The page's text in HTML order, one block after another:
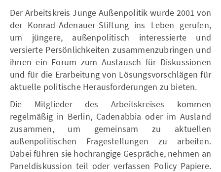
Der Arbeitskreis Junge Außenpolitik wurde 2001 von
der Konrad-Adenauer-Stiftung ins Leben gerufen,
um jüngere, außenpolitisch interessierte und
versierte Persönlichkeiten zusammenzubringen und
ihnen ein Forum zum Austausch für Diskussionen
und für die Erarbeitung von Lösungsvorschlägen für
aktuelle politische Herausforderungen zu bieten.
Die Mitglieder des Arbeitskreises kommen
regelmäßig in Berlin, Cadenabbia oder im Ausland
zusammen, um gemeinsam zu aktuellen
außenpolitischen Fragestellungen zu arbeiten.
Dabei führen sie hochrangige Gespräche, nehmen an
Paneldiskussion teil oder verfassen Policy Papiere.